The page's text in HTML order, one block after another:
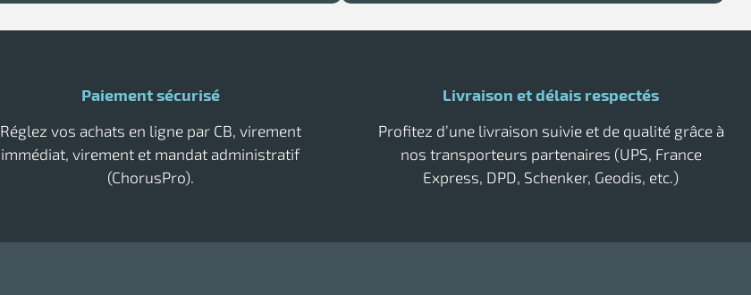
Raclette vitre professionnelle
Sèche main air pulsé
Tork savon
Paiement sécurisé
Réglez vos achats en ligne par CB, virement
immédiat, virement et mandat administratif
(ChorusPro).
Livraison et délais respectés
Profitez d’une livraison suivie et de qualité grâce à
nos transporteurs partenaires (UPS, France
Express, DPD, Schenker, Geodis, etc.)